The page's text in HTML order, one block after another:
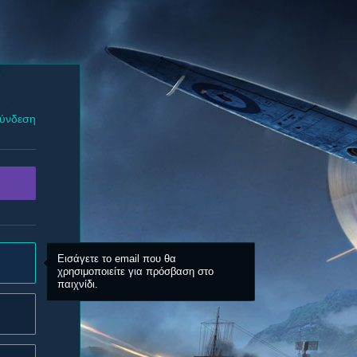
Εισάγετε το email που θα
χρησιμοποιείτε για πρόσβαση στο
παιχνίδι.